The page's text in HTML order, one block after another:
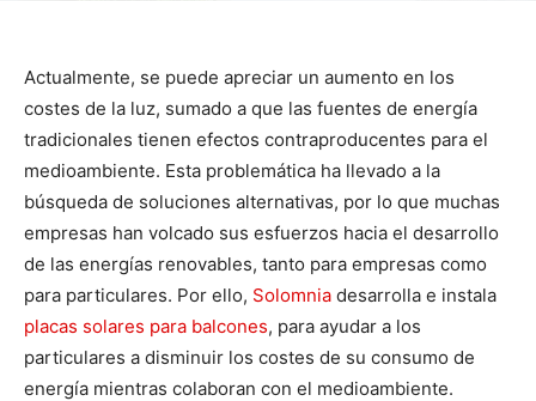
Actualmente, se puede apreciar un aumento en los
costes de la luz, sumado a que las fuentes de energía
tradicionales tienen efectos contraproducentes para el
medioambiente. Esta problemática ha llevado a la
búsqueda de soluciones alternativas, por lo que muchas
empresas han volcado sus esfuerzos hacia el desarrollo
de las energías renovables, tanto para empresas como
para particulares. Por ello, Solomnia desarrolla e instala
placas solares para balcones, para ayudar a los
particulares a disminuir los costes de su consumo de
energía mientras colaboran con el medioambiente.